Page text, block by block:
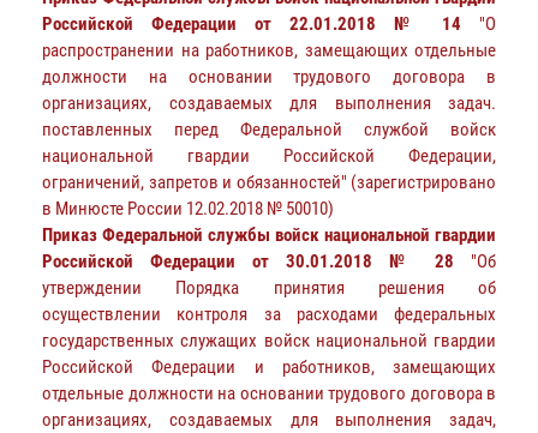
Российской Федерации от 22.01.2018 № 14 "О
распространении на работников, замещающих отдельные
должности на основании трудового договора в
организациях, создаваемых для выполнения задач.
поставленных перед Федеральной службой войск
национальной гвардии Российской Федерации,
ограничений, запретов и обязанностей" (зарегистрировано
в Минюсте России 12.02.2018 № 50010)
Приказ Федеральной службы войск национальной гвардии
Российской Федерации от 30.01.2018 № 28 "Об
утверждении Порядка принятия решения об
осуществлении контроля за расходами федеральных
государственных служащих войск национальной гвардии
Российской Федерации и работников, замещающих
отдельные должности на основании трудового договора в
организациях, создаваемых для выполнения задач,